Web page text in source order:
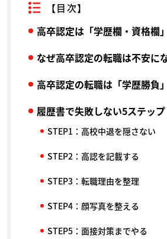
【目次】
高卒認定は「学歴欄・資格欄
なぜ高卒認定の転職は不安に
高卒認定の転職は「学歴勝負
履歴書で失敗しない5ステップ
STEP1：高校中退を隠さない
STEP2：高認を記載する
STEP3：転職理由を整理
STEP4：顔写真を整える
STEP5：面接対策までやる